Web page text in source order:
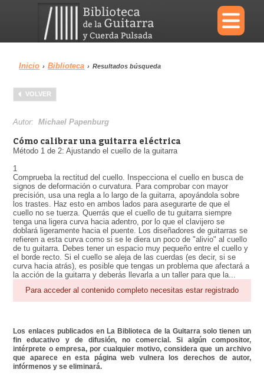
×
Menu
Biblioteca
Área personal Reproductor
Inicio › Biblioteca › Resultados búsqueda
VOLVER
Autor:Michael Papenburg
Cómo calibrar una guitarra eléctrica
Método 1 de 2: Ajustando el cuello de la guitarra
1
Comprueba la rectitud del cuello. Inspecciona el cuello en busca de
signos de deformación o curvatura. Para comprobar con mayor
precisión, usa una regla a lo largo de la guitarra, apoyándola sobre
los trastes. Haz esto en ambos lados para asegurarte de que el
cuello no se tuerza. Querrás que el cuello de tu guitarra siempre
tenga una ligera curva hacia adentro, por lo que el clavijero se
doblará ligeramente hacia el puente. Los diseñadores de guitarras se
refieren a esta curva como si se le diera un poco de "alivio" al cuello
de tu guitarra. Debes tener un espacio muy pequeño entre el cuello y
el borde recto. Si el cuello se aleja de las cuerdas (es decir, si se
curva hacia atrás), es posible que tengas un problema que afectará a
la acción de la guitarra y deberás llevarla a un taller para que la...
Para acceder al contenido completo necesitas estar registrado
Los enlaces publicados en La Biblioteca de la Guitarra solo tienen un
fin educativo y de difusión, no comercial. Si algún compositor,
intérprete o empresa, por cualquier motivo, considera que un archivo
que aparece en esta página web vulnera los derechos de autor,
infórmenos y se eliminará.